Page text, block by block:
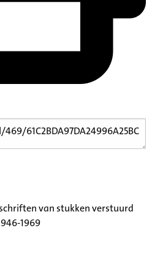
van stukken verstuurd
1969